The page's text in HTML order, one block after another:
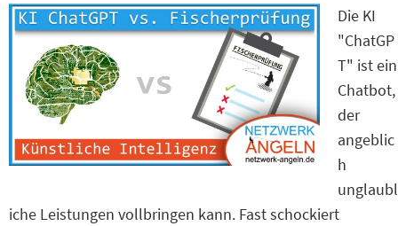
Die KI
"ChatGP
T" ist ein
Chatbot,
der
angeblic
h
unglaubl
iche Leistungen vollbringen kann. Fast schockiert